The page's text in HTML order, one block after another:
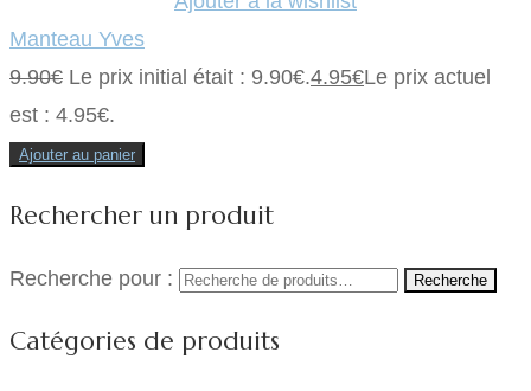
Manteau Yves
9.90€ Le prix initial était : 9.90€.4.95€Le prix actuel
est : 4.95€.
Ajouter au panier
Rechercher un produit
Recherche pour : Recherche
Catégories de produits